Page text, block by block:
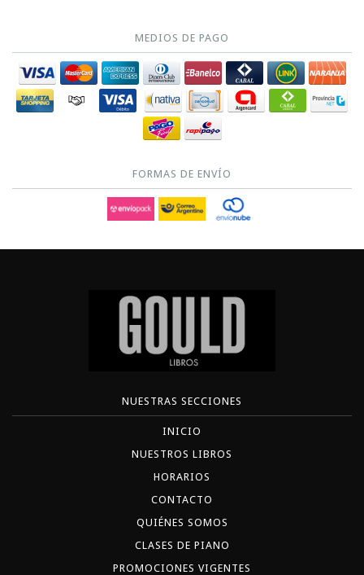
MEDIOS DE PAGO
FORMAS DE ENVÍO
NUESTRAS SECCIONES
INICIO
NUESTROS LIBROS
HORARIOS
CONTACTO
QUIÉNES SOMOS
CLASES DE PIANO
PROMOCIONES VIGENTES